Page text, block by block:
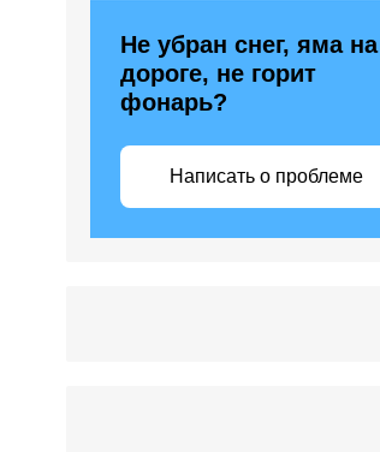
Не убран снег, яма на
дороге, не горит
фонарь?
Написать о проблеме